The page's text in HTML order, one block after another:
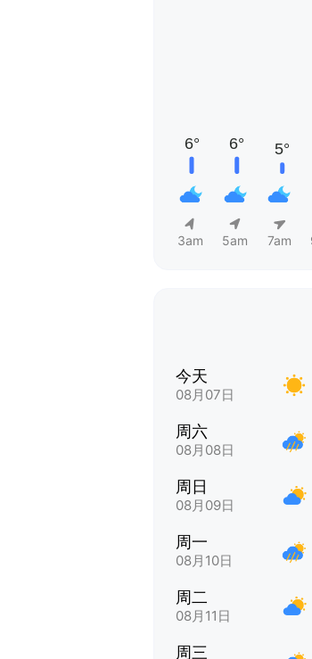
3am 5am 7am
今天
08月07日
周六
08月08日
周日
08月09日
周一
08月10日
周二
08月11日
周三